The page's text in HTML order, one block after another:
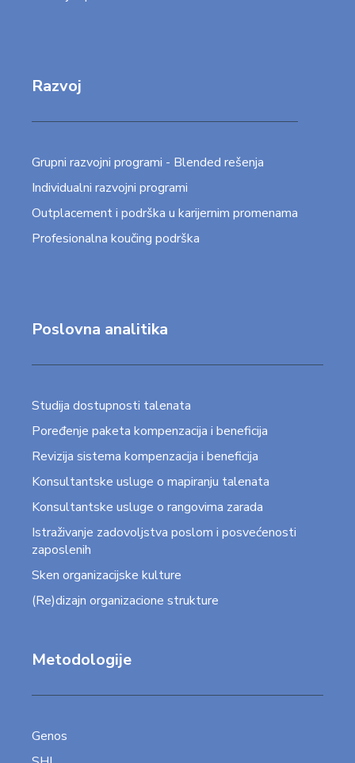
Razvoj
Grupni razvojni programi - Blended rešenja
Individualni razvojni programi
Outplacement i podrška u karijernim promenama
Profesionalna koučing podrška
Poslovna analitika
Studija dostupnosti talenata
Poređenje paketa kompenzacija i beneficija
Revizija sistema kompenzacija i beneficija
Konsultantske usluge o mapiranju talenata
Konsultantske usluge o rangovima zarada
Istraživanje zadovoljstva poslom i posvećenosti
zaposlenih
Sken organizacijske kulture
(Re)dizajn organizacione strukture
Metodologije
Genos